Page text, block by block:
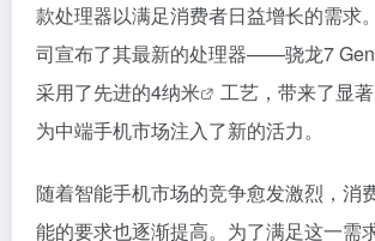
款处理器以满足消费者日益增长的需求
司宣布了其最新的处理器——骁龙7
采用了先进的4纳米
工艺，带来了显
为中端手机市场注入了新的活力。
随着智能手机市场的竞争愈发激烈，消
能的要求也逐渐提高。为了满足这一需